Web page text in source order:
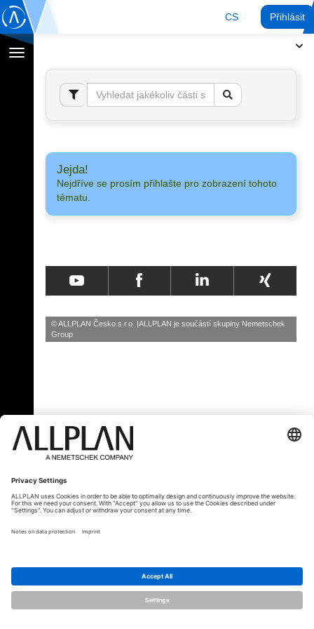
CS Přihlásit
Přepnout
navigaci
Jejda!
Nejdříve se prosím přihlašte pro zobrazení tohoto
tématu.
© ALLPLAN Česko s.r.o. ALLPLAN je součástí skupiny Nemetschek
Group